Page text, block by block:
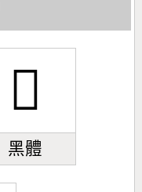
𫍙
黑體